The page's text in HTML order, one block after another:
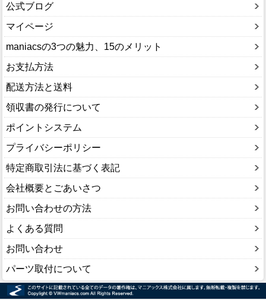
公式ブログ
マイページ
maniacsの3つの魅力、15のメリット
お支払方法
配送方法と送料
領収書の発行について
ポイントシステム
プライバシーポリシー
特定商取引法に基づく表記
会社概要とごあいさつ
お問い合わせの方法
よくある質問
お問い合わせ
パーツ取付について